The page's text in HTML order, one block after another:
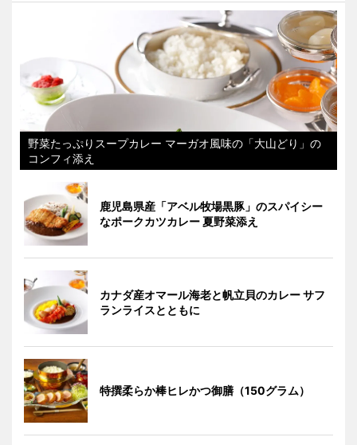
野菜たっぷりスープカレー マーガオ風味の「大山どり」の
コンフィ添え
鹿児島県産「アベル牧場黒豚」のスパイシー
なポークカツカレー 夏野菜添え
カナダ産オマール海老と帆立貝のカレー サフ
ランライスとともに
特撰柔らか棒ヒレかつ御膳（150グラム）